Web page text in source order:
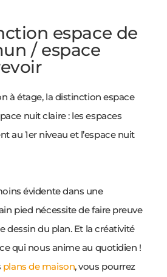
espace de
/ espace
à étage, la distinction espace
nuit claire : les espaces
au 1er niveau et l’espace nuit
évidente dans une
pied nécessite de faire preuve
dessin du plan. Et la créativité
qui nous anime au quotidien !
plans de maison, vous pourrez